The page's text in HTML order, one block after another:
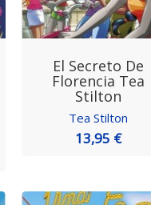
El Secreto De
Florencia Tea
Stilton
Tea Stilton
13,95 €